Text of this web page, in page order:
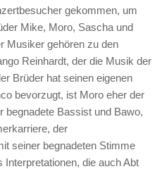
gekommen, um
Mike, Moro, Sascha und
Musiker gehören zu den
Reinhardt, der die Musik der
Brüder hat seinen eigenen
bevorzugt, ist Moro eher der
begnadete Bassist und Bawo,
der
seiner begnadeten Stimme
die auch Abt